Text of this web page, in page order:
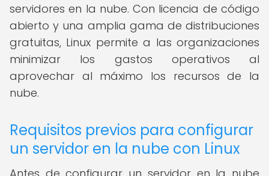
servidores en la nube. Con licencia de código
abierto y una amplia gama de distribuciones
gratuitas, Linux permite a las organizaciones
minimizar los gastos operativos al
aprovechar al máximo los recursos de la
nube.
Requisitos previos para configurar
un servidor en la nube con Linux